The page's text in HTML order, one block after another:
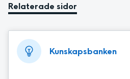
Relaterade sidor
Kunskapsbanken